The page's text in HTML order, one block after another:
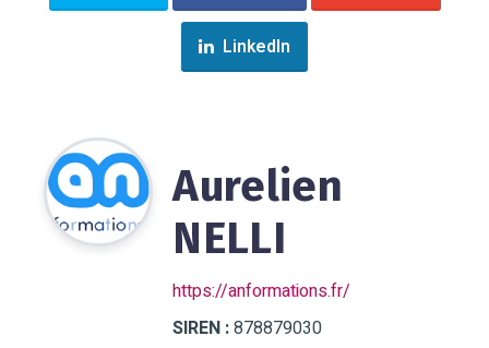
LinkedIn
Aurelien
NELLI
https://anformations.fr/
SIREN :878879030